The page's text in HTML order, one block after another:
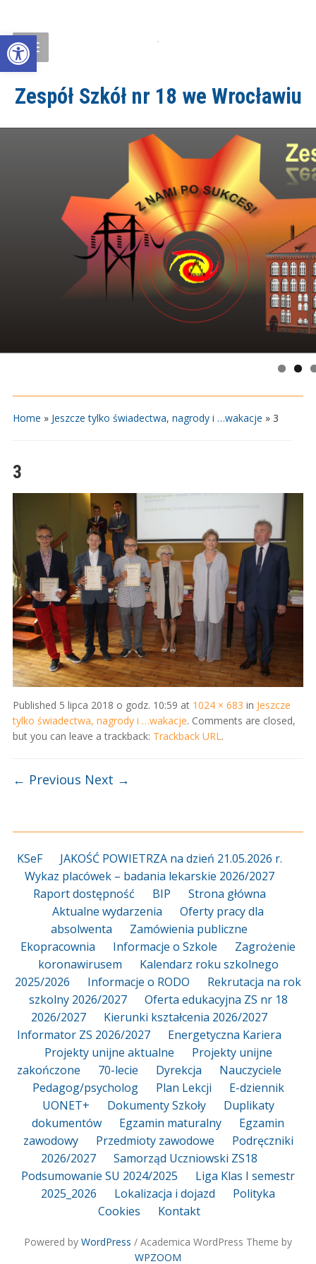
Open toolbar
Zespół Szkół nr 18 we Wrocławiu
Home » Jeszcze tylko świadectwa, nagrody i …wakacje » 3
3
Published 5 lipca 2018 o godz. 10:59 at 1024 × 683 in Jeszcze
tylko świadectwa, nagrody i …wakacje. Comments are closed,
but you can leave a trackback: Trackback URL.
← Previous Next →
KSeF
JAKOŚĆ POWIETRZA na dzień 21.05.2026 r.
Wykaz placówek – badania lekarskie 2026/2027
Raport dostępność
BIP
Strona główna
Aktualne wydarzenia
Oferty pracy dla
absolwenta
Zamówienia publiczne
Ekopracownia
Informacje o Szkole
Zagrożenie
koronawirusem
Kalendarz roku szkolnego
2025/2026
Informacje o RODO
Rekrutacja na rok
szkolny 2026/2027
Oferta edukacyjna ZS nr 18
2026/2027
Kierunki kształcenia 2026/2027
Informator ZS 2026/2027
Energetyczna Kariera
Projekty unijne aktualne
Projekty unijne
zakończone
70-lecie Dyrekcja
Nauczyciele
Pedagog/psycholog
Plan Lekcji
E-dziennik
UONET+
Dokumenty Szkoły
Duplikaty
dokumentów
Egzamin maturalny
Egzamin
zawodowy
Przedmioty zawodowe
Podręczniki
2026/2027
Samorząd Uczniowski ZS18
Podsumowanie SU 2024/2025
Liga Klas I semestr
2025_2026
Lokalizacja i dojazd
Polityka
Cookies
Kontakt
Powered by WordPress / Academica WordPress Theme by
WPZOOM